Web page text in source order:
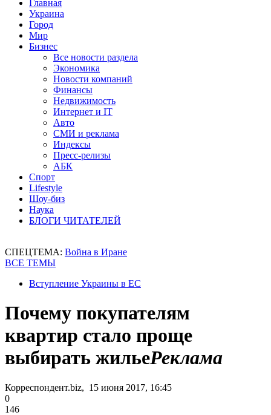
Главная
Украина
Город
Мир
Бизнес
Все новости раздела
Экономика
Новости компаний
Финансы
Недвижимость
Интернет и IT
Авто
СМИ и реклама
Индексы
Пресс-релизы
АБК
Спорт
Lifestyle
Шоу-биз
Наука
БЛОГИ ЧИТАТЕЛЕЙ
СПЕЦТЕМА: Война в Иране
ВСЕ ТЕМЫ
Вступление Украины в ЕС
Почему покупателям
квартир стало проще
выбирать жильеРеклама
Корреспондент.biz, 15 июня 2017, 16:45
0
146